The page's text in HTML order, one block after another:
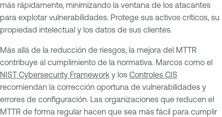
más rápidamente, minimizando la ventana de los atacantes
para explotar vulnerabilidades. Protege sus activos críticos, su
propiedad intelectual y los datos de sus clientes.
Más allá de la reducción de riesgos, la mejora del MTTR
contribuye al cumplimiento de la normativa. Marcos como el
NIST Cybersecurity Framework y los Controles CIS
recomiendan la corrección oportuna de vulnerabilidades y
errores de configuración. Las organizaciones que reducen el
MTTR de forma regular hacen que sea más fácil para cumplir